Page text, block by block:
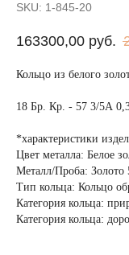
SKU: 1-845-20
163300,00 руб.
Кольцо из белого
18 Бр. Кр. - 57 3/5А
*характеристики
Цвет металла: Белое
Металл/Проба: Золото
Тип кольца: Кольцо
Категория кольца:
Категория кольца: